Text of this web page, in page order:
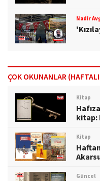
Nadir
ÇOK OKUNANLAR
Kitap
kitap:
Kitap
Güncel